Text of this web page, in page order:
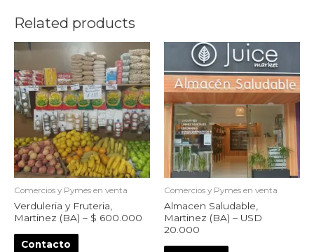
Related products
Comercios y Pymes en venta
Verduleria y Fruteria,
Martinez (BA) – $ 600.000
Contacto
Comercios y Pymes en venta
Almacen Saludable,
Martinez (BA) – USD
20.000